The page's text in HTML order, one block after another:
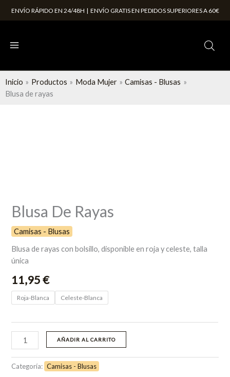
ENVÍO RÁPIDO EN 24/48H | ENVÍO GRATIS EN PEDIDOS SUPERIORES A 60€
Inicio Productos Moda Mujer
Camisas - Blusas
Blusa de rayas
Blusa De Rayas
Camisas - Blusas
Blusa de rayas con bolsillo, disponible en roja y celeste, talla
única
11,95€
Roja-Blanca Celeste-Blanca
AÑADIR AL CARRITO
Categoría: Camisas - Blusas